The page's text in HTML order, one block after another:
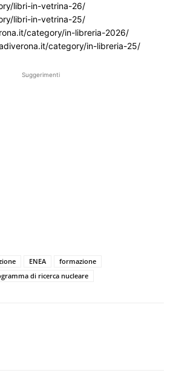
libri-in-vetrina-26/
libri-in-vetrina-25/
category/in-libreria-2026/
category/in-libreria-25/
Suggerimenti
ENEA
formazione
di ricerca nucleare